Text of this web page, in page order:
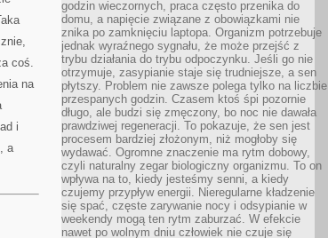
coś.
na
i
a
godzin wieczornych, praca często przenika do
domu, a napięcie związane z obowiązkami nie
znika po zamknięciu laptopa. Organizm potrzebuje
jednak wyraźnego sygnału, że może przejść z
trybu działania do trybu odpoczynku. Jeśli go nie
otrzymuje, zasypianie staje się trudniejsze, a sen
płytszy. Problem nie zawsze polega tylko na liczbie
przespanych godzin. Czasem ktoś śpi pozornie
długo, ale budzi się zmęczony, bo noc nie dawała
prawdziwej regeneracji. To pokazuje, że sen jest
procesem bardziej złożonym, niż mogłoby się
wydawać. Ogromne znaczenie ma rytm dobowy,
czyli naturalny zegar biologiczny organizmu. To on
wpływa na to, kiedy jesteśmy senni, a kiedy
czujemy przypływ energii. Nieregularne kładzenie
się spać, częste zarywanie nocy i odsypianie w
weekendy mogą ten rytm zaburzać. W efekcie
nawet po wolnym dniu człowiek nie czuje się